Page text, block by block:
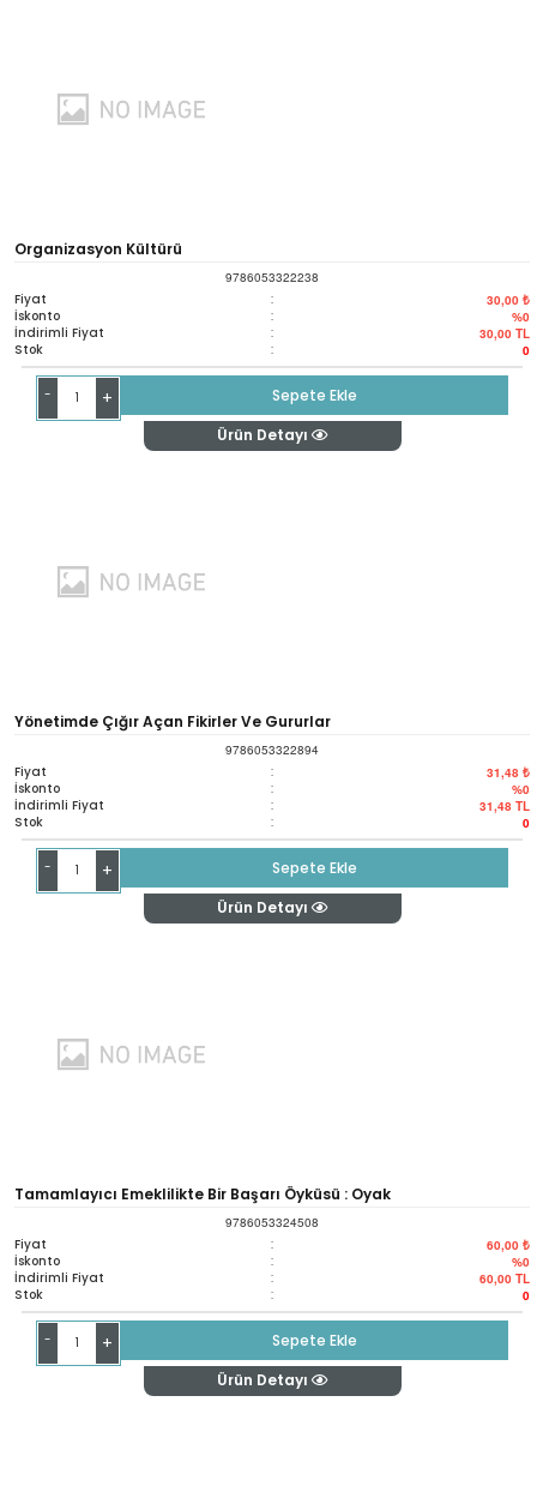
Organizasyon Kültürü
9786053322238
Fiyat : 30,00 ₺
İskonto : %0
İndirimli Fiyat : 30,00 TL
Stok : 0
- +
Sepete Ekle
Ürün Detayı
Yönetimde Çığır Açan Fikirler Ve Gururlar
9786053322894
Fiyat : 31,48 ₺
İskonto : %0
İndirimli Fiyat : 31,48 TL
Stok : 0
- +
Sepete Ekle
Ürün Detayı
Tamamlayıcı Emeklilikte Bir Başarı Öyküsü : Oyak
9786053324508
Fiyat : 60,00 ₺
İskonto : %0
İndirimli Fiyat : 60,00 TL
Stok : 0
- +
Sepete Ekle
Ürün Detayı